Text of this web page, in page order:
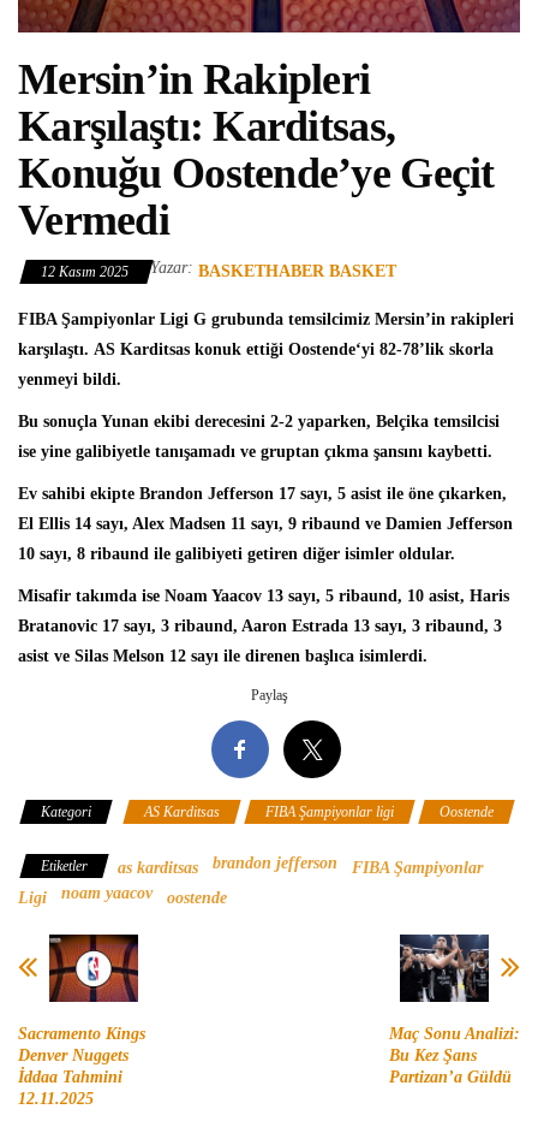
Mersin’in Rakipleri
Karşılaştı: Karditsas,
Konuğu Oostende’ye Geçit
Vermedi
12 Kasım 2025 Yazar: BASKETHABER BASKET
FIBA Şampiyonlar Ligi G grubunda temsilcimiz Mersin’in rakipleri
karşılaştı. AS Karditsas konuk ettiği Oostende‘yi 82-78’lik skorla
yenmeyi bildi.
Bu sonuçla Yunan ekibi derecesini 2-2 yaparken, Belçika temsilcisi
ise yine galibiyetle tanışamadı ve gruptan çıkma şansını kaybetti.
Ev sahibi ekipte Brandon Jefferson 17 sayı, 5 asist ile öne çıkarken,
El Ellis 14 sayı, Alex Madsen 11 sayı, 9 ribaund ve Damien Jefferson
10 sayı, 8 ribaund ile galibiyeti getiren diğer isimler oldular.
Misafir takımda ise Noam Yaacov 13 sayı, 5 ribaund, 10 asist, Haris
Bratanovic 17 sayı, 3 ribaund, Aaron Estrada 13 sayı, 3 ribaund, 3
asist ve Silas Melson 12 sayı ile direnen başlıca isimlerdi.
Paylaş
Kategori AS Karditsas FIBA Şampiyonlar ligi Oostende
Etiketler as karditsas brandon jefferson
FIBA Şampiyonlar
Ligi
noam yaacov oostende
Sacramento Kings
Denver Nuggets
İddaa Tahmini
12.11.2025
Maç Sonu Analizi:
Bu Kez Şans
Partizan’a Güldü